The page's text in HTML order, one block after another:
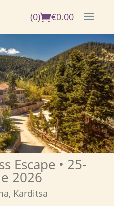
(0) €0.00
Escape • 25-
2026
Karditsa